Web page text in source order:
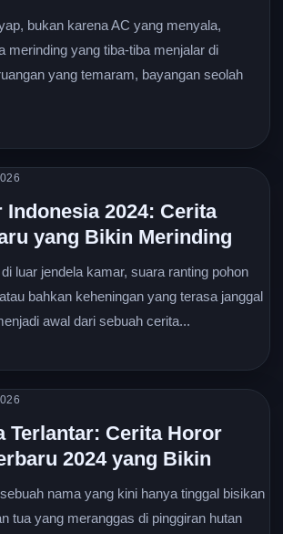
bukan karena AC yang menyala,
merinding yang tiba-tiba menjalar di
yang temaram, bayangan seolah
2024: Cerita
yang Bikin Merinding
luar jendela kamar, suara ranting pohon
bahkan keheningan yang terasa janggal
awal dari sebuah cerita...
Terlantar: Cerita Horor
2024 yang Bikin
nama yang kini hanya tinggal bisikan
tua yang meranggas di pinggiran hutan